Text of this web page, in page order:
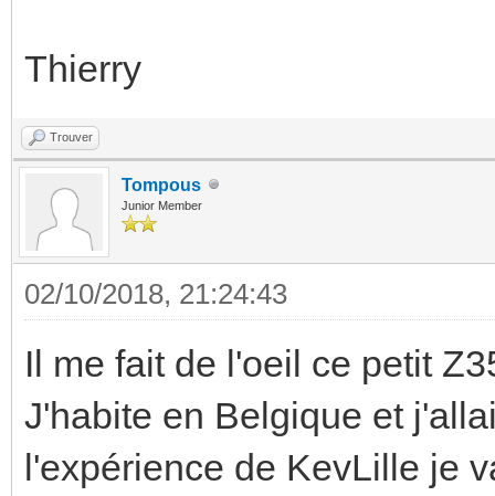
Thierry
Trouver
Tompous
Junior Member
02/10/2018, 21:24:43
Il me fait de l'oeil ce petit
J'habite en Belgique et
l'expérience de KevLille je